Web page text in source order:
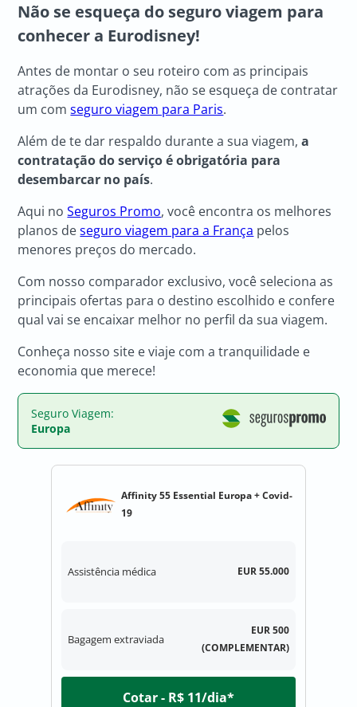
Não se esqueça do seguro viagem para
conhecer a Eurodisney!
Antes de montar o seu roteiro com as principais
atrações da Eurodisney, não se esqueça de contratar
um comseguro viagem para Paris.
Além de te dar respaldo durante a sua viagem,a
contratação do serviço é obrigatória para
desembarcar no país.
Aqui noSeguros Promo, você encontra os melhores
planos deseguro viagem para a França pelos
menores preços do mercado.
Com nosso comparador exclusivo, você seleciona as
principais ofertas para o destino escolhido e confere
qual vai se encaixar melhor no perfil da sua viagem.
Conheça nosso site e viaje com a tranquilidade e
economia que merece!
Seguro Viagem:
Europa
Affinity 55 Essential Europa + Covid-
19
Assistência médica EUR 55.000
Bagagem extraviada
EUR 500
(COMPLEMENTAR)
Cotar - R$ 11/dia*